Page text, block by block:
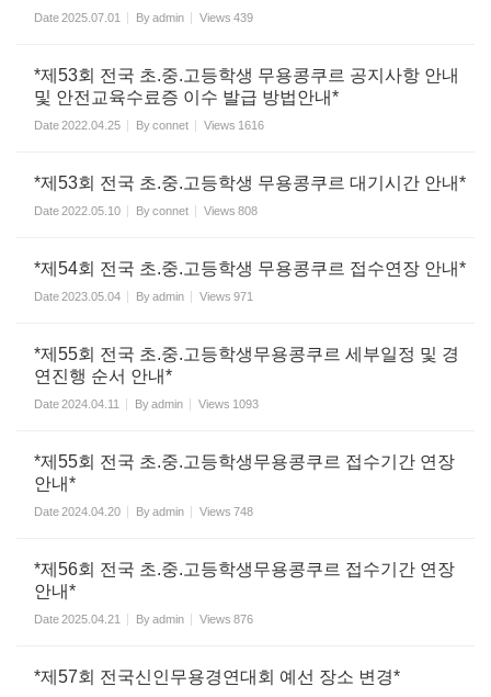
Date2025.07.01 Byadmin Views 439
*제53회 전국 초.중.고등학생 무용콩쿠르 공지사항 안내
및 안전교육수료증 이수 발급 방법안내*
Date2022.04.25 Byconnet Views 1616
*제53회 전국 초.중.고등학생 무용콩쿠르 대기시간 안내*
Date2022.05.10 Byconnet Views 808
*제54회 전국 초.중.고등학생 무용콩쿠르 접수연장 안내*
Date2023.05.04 Byadmin Views 971
*제55회 전국 초.중.고등학생무용콩쿠르 세부일정 및 경
연진행 순서 안내*
Date2024.04.11 Byadmin Views 1093
*제55회 전국 초.중.고등학생무용콩쿠르 접수기간 연장
안내*
Date2024.04.20 Byadmin Views 748
*제56회 전국 초.중.고등학생무용콩쿠르 접수기간 연장
안내*
Date2025.04.21 Byadmin Views 876
*제57회 전국신인무용경연대회 예선 장소 변경*